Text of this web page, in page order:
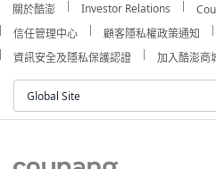
關於酷澎 Investor Relations
信任管理中心
顧客隱私權政策通知
資訊安全及隱私保護認證
加入酷澎商
Global Site